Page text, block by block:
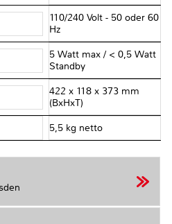
110/240 Volt - 50 oder 60
Hz
5 Watt max / < 0,5 Watt
Standby
422 x 118 x 373 mm
(BxHxT)
5,5 kg netto